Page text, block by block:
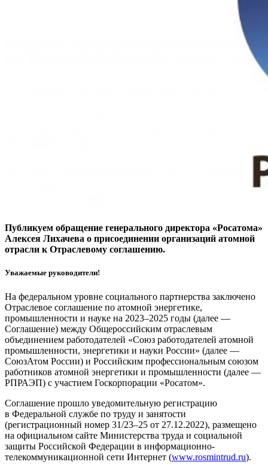
Публикуем обращение генерального директора «Росатома»
Алексея Лихачева о присоединении организаций атомной
отрасли к Отраслевому соглашению.
Уважаемые руководители!
На федеральном уровне социального партнерства заключено
Отраслевое соглашение по атомной энергетике,
промышленности и науке на 2023–2025 годы (далее — ​
Соглашение) между Общероссийским отраслевым
объединением работодателей «Союз работодателей атомной
промышленности, энергетики и науки России» (далее — ​
СоюзАтом России) и Российским профессиональным союзом
работников атомной энергетики и промышленности (далее — ​
РПРАЭП) с участием Госкорпорации «Росатом».
Соглашение прошло уведомительную регистрацию
в Федеральной службе по труду и занятости
(регистрационный номер 31/23–25 от 27.12.2022), размещено
на официальном сайте Министерства труда и социальной
защиты Российской Федерации в информационно-
телекоммуникационной сети Интернет (www.rosmin­trud.ru).